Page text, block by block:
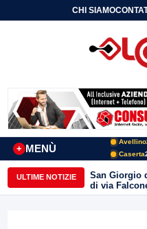
CHI SIAMO
MENÙ
+
Avellino
Caserta
ULTIME NOTIZIE
San Giorgio
di via
Lombardi